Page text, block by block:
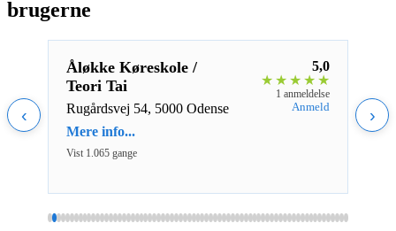
brugerne
‹
Åløkke Køreskole /
Teori Tai
Rugårdsvej 54, 5000 Odense
Mere info...
Vist 1.065 gange
5,0
★ ★ ★ ★ ★
1 anmeldelse
Anmeld ›